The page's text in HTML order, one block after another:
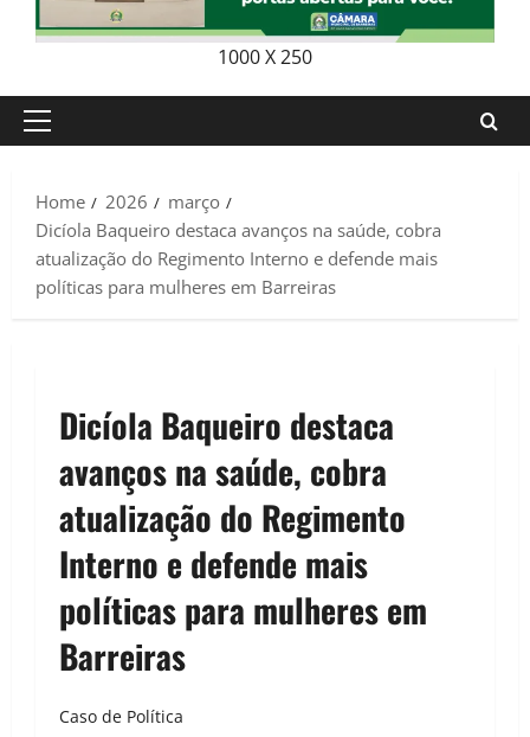
1000 X 250
Primary
Home
2026
março
Dicíola Baqueiro destaca avanços na saúde, cobra
atualização do Regimento Interno e defende mais
políticas para mulheres em Barreiras
Dicíola Baqueiro destaca
avanços na saúde, cobra
atualização do Regimento
Interno e defende mais
políticas para mulheres em
Barreiras
Caso de Política